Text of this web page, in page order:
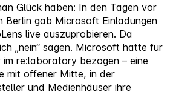
Glück haben: In den Tagen vor
Berlin gab Microsoft Einladungen
live auszuprobieren. Da
„nein“ sagen. Microsoft hatte für
re:laboratory bezogen – eine
mit offener Mitte, in der
und Medienhäuser ihre